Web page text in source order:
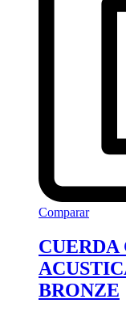
Comparar
CUERDA
BRONZE